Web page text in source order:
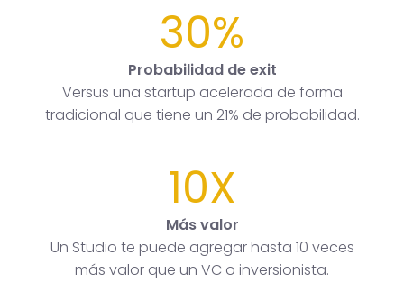
30%
Probabilidad de exit
Versus una startup acelerada de forma
tradicional que tiene un 21% de probabilidad.
10X
Más valor
Un Studio te puede agregar hasta 10 veces
más valor que un VC o inversionista.